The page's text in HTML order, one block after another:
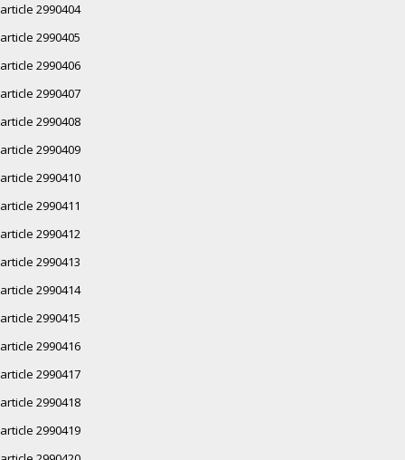
article 2990404
article 2990405
article 2990406
article 2990407
article 2990408
article 2990409
article 2990410
article 2990411
article 2990412
article 2990413
article 2990414
article 2990415
article 2990416
article 2990417
article 2990418
article 2990419